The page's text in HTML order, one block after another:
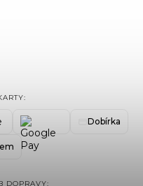
Dobírka
DOPRAVY: